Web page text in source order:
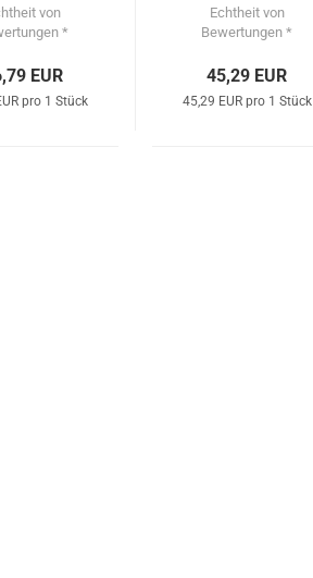
von
*
EUR
pro 1 Stück
Echtheit von
Bewertungen *
45,29 EUR
45,29 EUR pro 1 Stück